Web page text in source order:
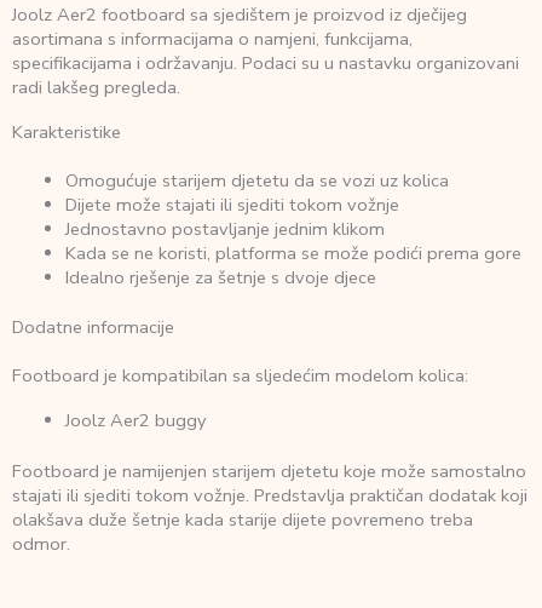
Joolz Aer2 footboard sa sjedištem je proizvod iz dječijeg
asortimana s informacijama o namjeni, funkcijama,
specifikacijama i održavanju. Podaci su u nastavku organizovani
radi lakšeg pregleda.
Karakteristike
Omogućuje starijem djetetu da se vozi uz kolica
Dijete može stajati ili sjediti tokom vožnje
Jednostavno postavljanje jednim klikom
Kada se ne koristi, platforma se može podići prema gore
Idealno rješenje za šetnje s dvoje djece
Dodatne informacije
Footboard je kompatibilan sa sljedećim modelom kolica:
Joolz Aer2 buggy
Footboard je namijenjen starijem djetetu koje može samostalno
stajati ili sjediti tokom vožnje. Predstavlja praktičan dodatak koji
olakšava duže šetnje kada starije dijete povremeno treba
odmor.